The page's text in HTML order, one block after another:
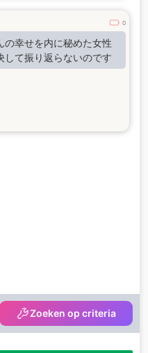
0
の幸せを内に秘めた女性
して振り返らないのです
Zoeken op criteria